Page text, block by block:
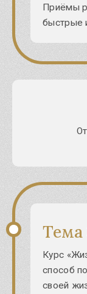
Приёмы
быстрые
Тема
Курс
способ
своей